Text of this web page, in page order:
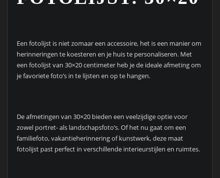
Een fotolijst is niet zomaar een accessoire, het is een manier om
herinneringen te koesteren en je huis te personaliseren. Met
een fotolijst van 30×20 centimeter heb je de ideale afmeting om
je favoriete foto’s in te lijsten en op te hangen.
De afmetingen van 30×20 bieden een veelzijdige optie voor
zowel portret- als landschapsfoto’s. Of het nu gaat om een
familiefoto, vakantieherinnering of kunstwerk, deze maat
fotolijst past perfect in verschillende interieurstijlen en ruimtes.